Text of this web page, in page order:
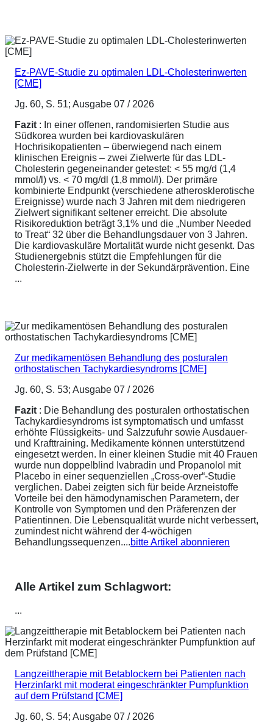
Ez-PAVE-Studie zu optimalen LDL-Cholesterinwerten
[CME]
Jg. 60, S. 51; Ausgabe 07 / 2026
Fazit : In einer offenen, randomisierten Studie aus
Südkorea wurden bei kardiovaskulären
Hochrisikopatienten – überwiegend nach einem
klinischen Ereignis – zwei Zielwerte für das LDL-
Cholesterin gegeneinander getestet: < 55 mg/d (1,4
mmol/l) vs. < 70 mg/dl (1,8 mmol/l). Der primäre
kombinierte Endpunkt (verschiedene atherosklerotische
Ereignisse) wurde nach 3 Jahren mit dem niedrigeren
Zielwert signifikant seltener erreicht. Die absolute
Risikoreduktion beträgt 3,1% und die „Number Needed
to Treat“ 32 über die Behandlungsdauer von 3 Jahren.
Die kardiovaskuläre Mortalität wurde nicht gesenkt. Das
Studienergebnis stützt die Empfehlungen für die
Cholesterin-Zielwerte in der Sekundärprävention. Eine
...
Zur medikamentösen Behandlung des posturalen
orthostatischen Tachykardiesyndroms [CME]
Jg. 60, S. 53; Ausgabe 07 / 2026
Fazit : Die Behandlung des posturalen orthostatischen
Tachykardiesyndroms ist symptomatisch und umfasst
erhöhte Flüssigkeits- und Salzzufuhr sowie Ausdauer-
und Krafttraining. Medikamente können unterstützend
eingesetzt werden. In einer kleinen Studie mit 40 Frauen
wurde nun doppelblind Ivabradin und Propanolol mit
Placebo in einer sequenziellen „Cross-over“-Studie
verglichen. Dabei zeigten sich für beide Arzneistoffe
Vorteile bei den hämodynamischen Parametern, der
Kontrolle von Symptomen und den Präferenzen der
Patientinnen. Die Lebensqualität wurde nicht verbessert,
zumindest nicht während der 4-wöchigen
Behandlungssequenzen....bitte Artikel abonnieren
Alle Artikel zum Schlagwort:
...
Langzeittherapie mit Betablockern bei Patienten nach
Herzinfarkt mit moderat eingeschränkter Pumpfunktion
auf dem Prüfstand [CME]
Jg. 60, S. 54; Ausgabe 07 / 2026